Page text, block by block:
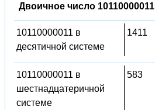
Двоичное число 10110000011
10110000011 в
десятичной системе
1411
10110000011 в
шестнадцатеричной
системе
583